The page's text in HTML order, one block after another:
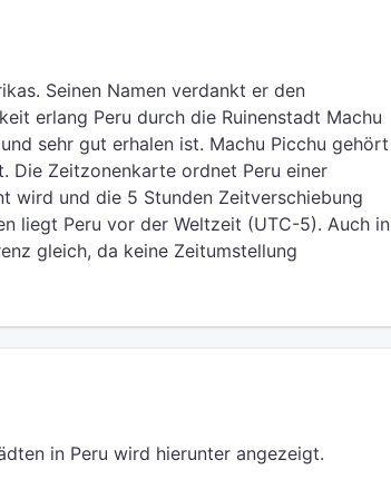
Seinen Namen verdankt er den
erlang Peru durch die Ruinenstadt Machu
sehr gut erhalen ist. Machu Picchu gehört
Die Zeitzonenkarte ordnet Peru einer
wird und die 5 Stunden Zeitverschiebung
liegt Peru vor der Weltzeit (UTC-5). Auch in
gleich, da keine Zeitumstellung
in Peru wird hierunter angezeigt.